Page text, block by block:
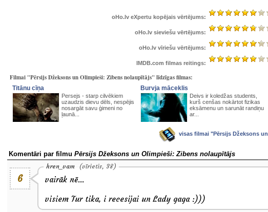
oHo.lv eXpertu kopējais vērtējums:
oHo.lv sieviešu vērtējums:
oHo.lv vīriešu vērtējums:
IMDB.com filmas reitings:
Filmai "Pērsijs Džeksons un Olimpieši: Zibens nolaupītājs" līdzīgas filmas:
Titānu cīņa
Persejs - starp cilvēkiem
uzaudzis dievu dēls, nespējis
nosargāt savu ģimeni no
ļaunā...
Burvja māceklis
Deivs ir koledžas students,
kurš cenšas nokārtot fizikas
eksāmenu un sarunāt randiņu
ar...
visas filmai "Pērsijs Džeksons
Komentāri par filmu Pērsijs Džeksons un Olimpieši: Zibens nolaupītājs
6
hren_vam (vīrietis, 38)
vairāk nē...
visiem Tur tika, i recesijai un Lady gaga :)))